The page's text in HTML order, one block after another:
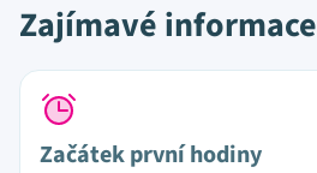
Zajímavé informace
Začátek první hodiny